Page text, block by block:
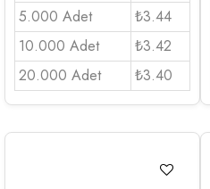
5.000 Adet
₺3.44
10.000 Adet
₺3.42
20.000 Adet
₺3.40